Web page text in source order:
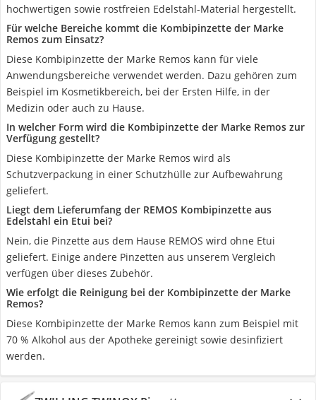
hochwertigen sowie rostfreien Edelstahl-Material hergestellt.
Für welche Bereiche kommt die Kombipinzette der Marke
Remos zum Einsatz?
Diese Kombipinzette der Marke Remos kann für viele
Anwendungsbereiche verwendet werden. Dazu gehören zum
Beispiel im Kosmetikbereich, bei der Ersten Hilfe, in der
Medizin oder auch zu Hause.
In welcher Form wird die Kombipinzette der Marke Remos zur
Verfügung gestellt?
Diese Kombipinzette der Marke Remos wird als
Schutzverpackung in einer Schutzhülle zur Aufbewahrung
geliefert.
Liegt dem Lieferumfang der REMOS Kombipinzette aus
Edelstahl ein Etui bei?
Nein, die Pinzette aus dem Hause REMOS wird ohne Etui
geliefert. Einige andere Pinzetten aus unserem Vergleich
verfügen über dieses Zubehör.
Wie erfolgt die Reinigung bei der Kombipinzette der Marke
Remos?
Diese Kombipinzette der Marke Remos kann zum Beispiel mit
70 % Alkohol aus der Apotheke gereinigt sowie desinfiziert
werden.